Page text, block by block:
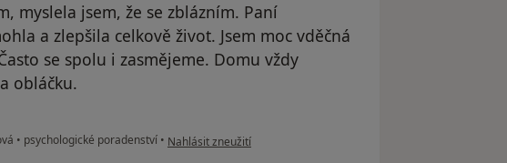
myslela jsem, že se zblázním. Paní
a zlepšila celkově život. Jsem moc vděčná
se spolu i zasmějeme. Domu vždy
obláčku.
• psychologické poradenství • podle názoru uživatele Kateřina Majerová
Nahlásit zneužití